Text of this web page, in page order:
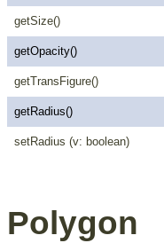
getSize()
getOpacity()
getTransFigure()
getRadius()
setRadius (v: boolean)
Polygon